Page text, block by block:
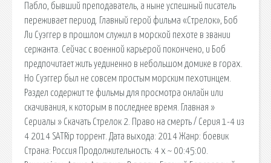
Пабло, бывший преподаватель, а ныне успешный писатель
переживает период. Главный герой фильма «Стрелок», Боб
Ли Суэггер в прошлом служил в морской пехоте в звании
сержанта. Сейчас с военной карьерой покончено, и Боб
предпочитает жить уединенно в небольшом домике в горах.
Но Суэггер был не совсем простым морским пехотинцем.
Раздел содержит те фильмы для просмотра онлайн или
скачивания, к которым в последнее время. Главная »
Сериалы » Скачать Стрелок 2. Право на смерть / Серия 1-4 из
4 2014 SATRip торрент. Дата выхода: 2014 Жанр: боевик
Страна: Россия Продолжительность: 4 х ~ 00:45:00.